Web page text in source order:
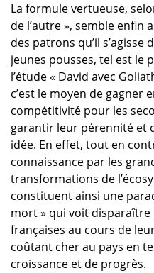
La formule vertueuse,
de l’autre », semble enfin
des patrons qu’il s’agisse
jeunes pousses, tel est le
l’étude « David avec
c’est le moyen de gagner
compétitivité pour les
garantir leur pérennité et
idée. En effet, tout en
connaissance par les
transformations de
constituent ainsi une
mort » qui voit disparaître
françaises au cours de
coûtant cher au pays en
croissance et de progrès.